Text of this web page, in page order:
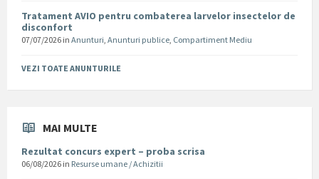
Tratament AVIO pentru combaterea larvelor insectelor de
disconfort
07/07/2026 in Anunturi, Anunturi publice, Compartiment Mediu
VEZI TOATE ANUNTURILE
MAI MULTE
Rezultat concurs expert – proba scrisa
06/08/2026 in Resurse umane / Achizitii